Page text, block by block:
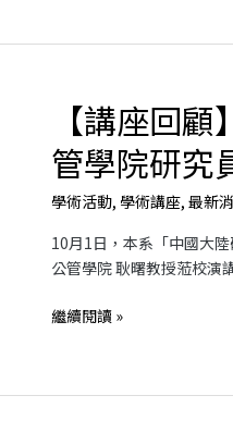
國
討
會
【講座回
管學院研究
學術活動, 學術講座, 最新
10月1日，本系「中國大
公管學院 耿曙教授蒞校演
【講
回
顧】
浙
江
大
公
繼續閱讀 »